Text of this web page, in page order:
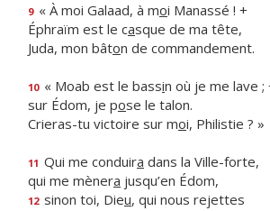
9 « À moi Galaad, à moi Manassé ! +
Éphraïm est le casque de ma tête,
Juda, mon bâton de commandement.
10 « Moab est le bassin où je me lave ;
sur Édom, je pose le talon.
Crieras-tu victoire sur moi, Philistie ? »
11 Qui me conduira dans la Ville-forte,
qui me mènera jusqu’en Édom,
12 sinon toi, Dieu, qui nous rejettes